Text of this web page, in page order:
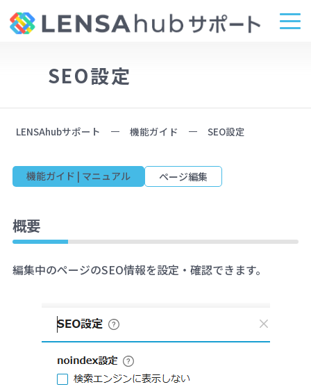
SEO設定
LENSAhubサポート 機能ガイド SEO設定
機能ガイド | マニュアル ページ編集
概要
編集中のページのSEO情報を設定・確認できます。